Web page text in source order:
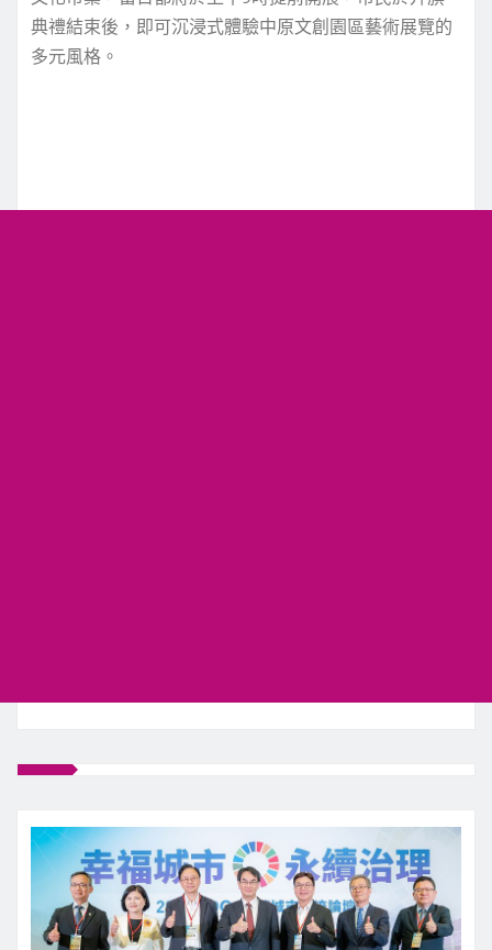
典禮結束後，即可沉浸式體驗中原文創園區藝術展覽的
多元風格。